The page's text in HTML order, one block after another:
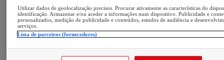
Utilizar dados de geolocalização precisos. Procurar ativamente as características do
identificação. Armazenar e/ou aceder a informações num dispositivo. Publicidade e
personalizados, medição de publicidade e conteúdos, estudos de audiência e
serviços.
Lista de parceiros (fornecedores)